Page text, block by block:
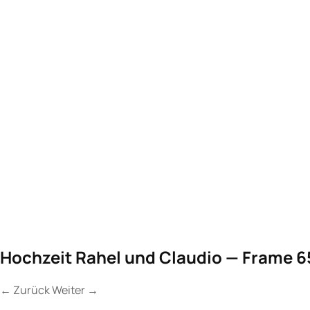
Hochzeit Rahel und Claudio — Frame
← ZurückWeiter →